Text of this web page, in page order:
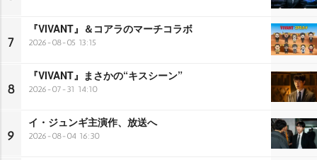
7
『VIVANT』＆コアラのマーチコラボ
2026-08-05 13:15
8
『VIVANT』まさかの“キスシーン”
2026-07-31 14:10
9
イ・ジュンギ主演作、放送へ
2026-08-04 16:30